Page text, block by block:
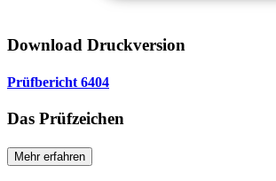
Download Druckversion
Prüfbericht 6404
Das Prüfzeichen
Mehr erfahren